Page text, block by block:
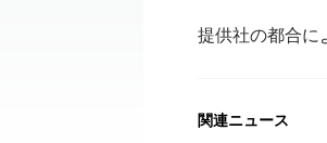
提供社の都合に
関連ニュース